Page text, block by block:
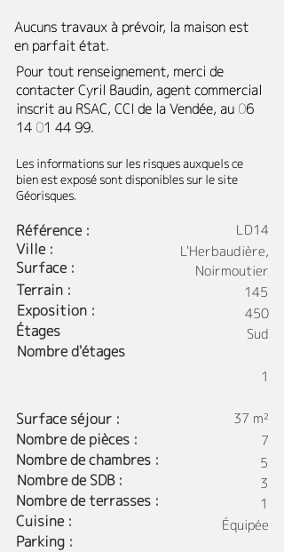
Aucuns travaux à prévoir, la maison est
en parfait état.
Pour tout renseignement, merci de
contacter Cyril Baudin, agent commercial
inscrit au RSAC, CCI de la Vendée, au 06
14 01 44 99.
Les informations sur les risques auxquels ce
bien est exposé sont disponibles sur le site
Géorisques.
LD14
L'Herbaudière,
Noirmoutier
145
450
Sud
1
Référence :
Ville :
Surface :
Terrain :
Exposition :
Étages
Nombre d'étages
Surface séjour :
Nombre de pièces :
Nombre de chambres :
Nombre de SDB :
Nombre de terrasses :
Cuisine :
Parking :
37 m²
7
5
3
1
Équipée